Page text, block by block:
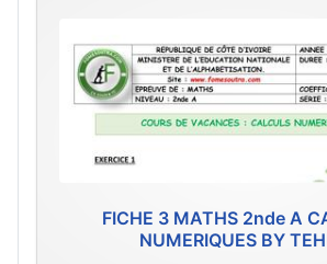
FICHE 3 MATHS 2nde A
NUMERIQUES BY